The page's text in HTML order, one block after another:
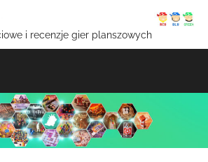
i recenzje gier planszowych